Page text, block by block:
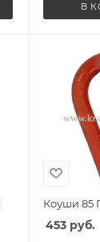
В
Коуши 85
453руб.